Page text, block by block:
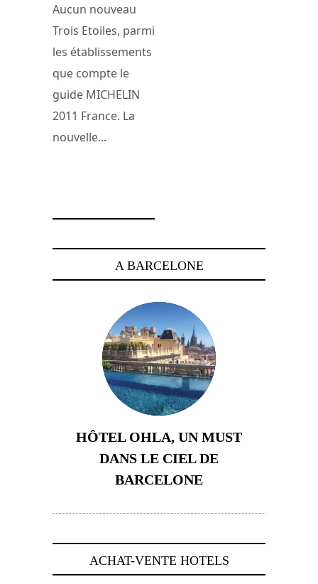
Aucun nouveau
Trois Etoiles, parmi
les établissements
que compte le
guide MICHELIN
2011 France. La
nouvelle...
A BARCELONE
HÔTEL OHLA, UN MUST
DANS LE CIEL DE
BARCELONE
ACHAT-VENTE HOTELS